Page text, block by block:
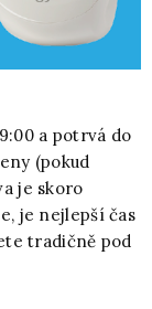
a potrvá do
(pokud
je skoro
je nejlepší čas
tradičně pod